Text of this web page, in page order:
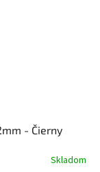
- Čierny
Skladom